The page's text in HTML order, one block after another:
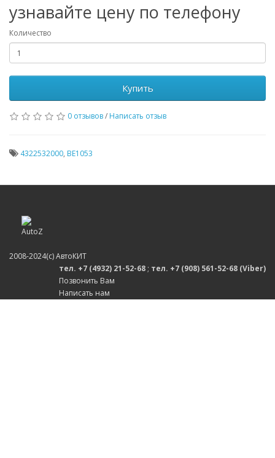
узнавайте цену по телефону
Количество
Купить
0 отзывов/ Написать отзыв
4322532000, BE1053
2008-2024(c) АвтоКИТ
тел. +7 (4932) 21-52-68 ; тел. +7 (908) 561-52-68 (Viber)
Позвонить Вам
Написать нам